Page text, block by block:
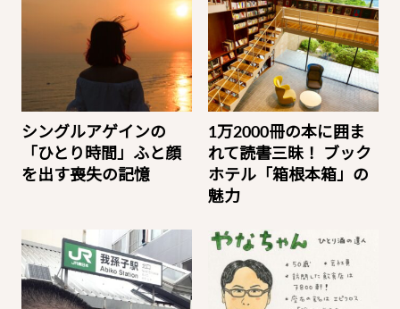
シングルアゲインの
「ひとり時間」ふと顔
を出す喪失の記憶
1万2000冊の本に囲ま
れて読書三昧！ ブック
ホテル「箱根本箱」の
魅力